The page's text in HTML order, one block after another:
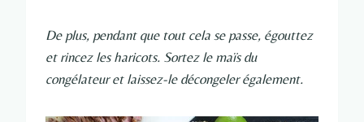
De plus, pendant que tout cela se passe, égouttez
et rincez les haricots. Sortez le maïs du
congélateur et laissez-le décongeler également.